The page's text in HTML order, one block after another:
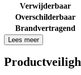
Verwijderbaar
Overschilderbaar
Brandvertragend
Lees meer